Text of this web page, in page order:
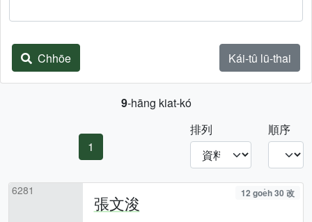
Chhōe Kái-tû lū-thai
9-hāng kiat-kó
1
排列 順序
6281
張文浚 12 goe̍h 30 改